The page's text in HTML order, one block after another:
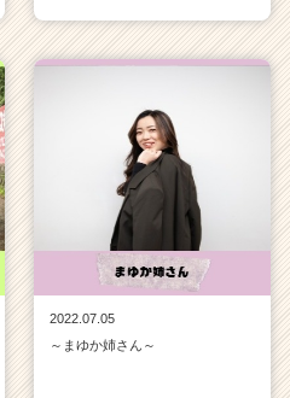
2022.07.05
～まゆか姉さん～